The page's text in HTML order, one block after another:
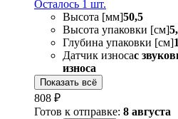
Осталось 1 шт.
Высота [мм]50,5
Высота упаковки [см]
Глубина упаковки [см]
Датчик износас
износа
Показать всё
808 ₽
Готов к отправке: 8 августа